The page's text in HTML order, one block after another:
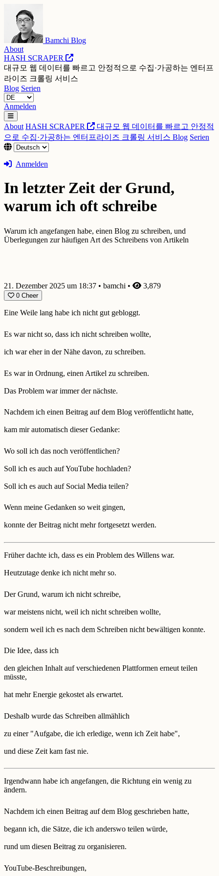
Bamchi Blog
About
HASH SCRAPER
대규모 웹 데이터를 빠르고 안정적으로 수집·가공하는 엔터프
라이즈 크롤링 서비스
Blog Serien
Anmelden
About HASH SCRAPER
대규모 웹 데이터를 빠르고 안정적
으로 수집·가공하는 엔터프라이즈 크롤링 서비스 Blog Serien
Anmelden
In letzter Zeit der Grund,
warum ich oft schreibe
Warum ich angefangen habe, einen Blog zu schreiben, und
Überlegungen zur häufigen Art des Schreibens von Artikeln
21. Dezember 2025 um 18:37 • bamchi • 3,879
0 Cheer
Eine Weile lang habe ich nicht gut gebloggt.
Es war nicht so, dass ich nicht schreiben wollte,
ich war eher in der Nähe davon, zu schreiben.
Es war in Ordnung, einen Artikel zu schreiben.
Das Problem war immer der nächste.
Nachdem ich einen Beitrag auf dem Blog veröffentlicht hatte,
kam mir automatisch dieser Gedanke:
Wo soll ich das noch veröffentlichen?
Soll ich es auch auf YouTube hochladen?
Soll ich es auch auf Social Media teilen?
Wenn meine Gedanken so weit gingen,
konnte der Beitrag nicht mehr fortgesetzt werden.
Früher dachte ich, dass es ein Problem des Willens war.
Heutzutage denke ich nicht mehr so.
Der Grund, warum ich nicht schreibe,
war meistens nicht, weil ich nicht schreiben wollte,
sondern weil ich es nach dem Schreiben nicht bewältigen konnte.
Die Idee, dass ich
den gleichen Inhalt auf verschiedenen Plattformen erneut teilen
müsste,
hat mehr Energie gekostet als erwartet.
Deshalb wurde das Schreiben allmählich
zu einer "Aufgabe, die ich erledige, wenn ich Zeit habe",
und diese Zeit kam fast nie.
Irgendwann habe ich angefangen, die Richtung ein wenig zu
ändern.
Nachdem ich einen Beitrag auf dem Blog geschrieben hatte,
begann ich, die Sätze, die ich anderswo teilen würde,
rund um diesen Beitrag zu organisieren.
YouTube-Beschreibungen,